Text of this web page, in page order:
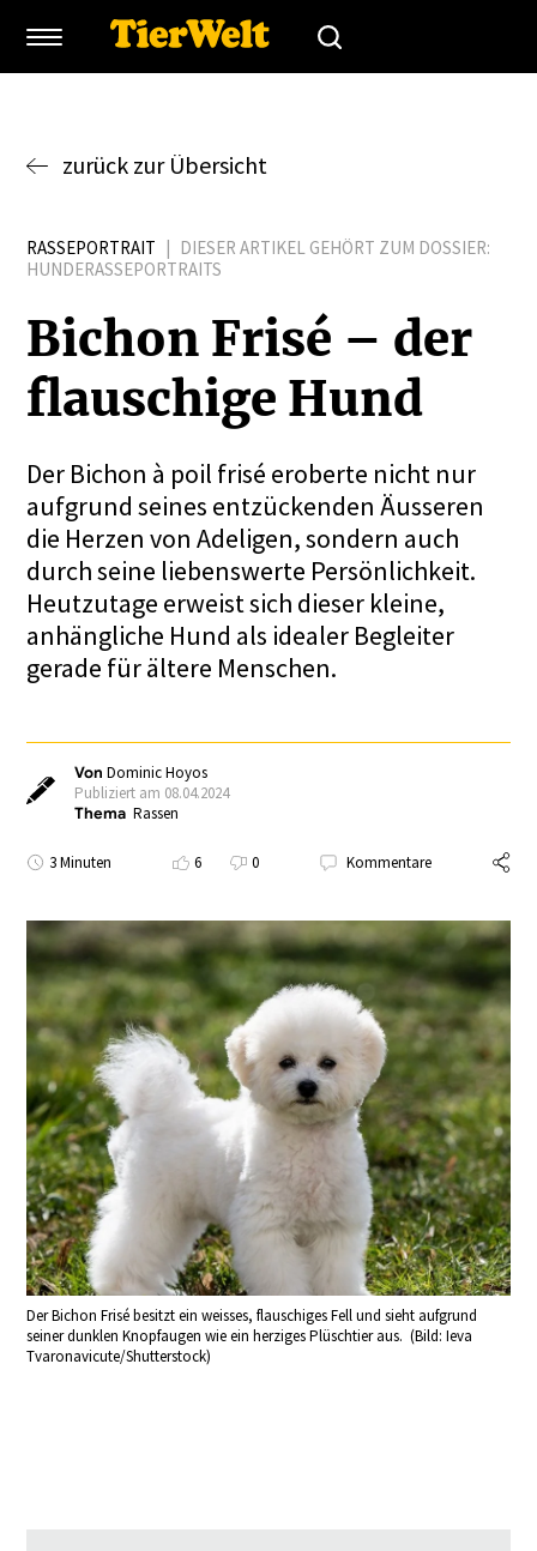
zurück zur Übersicht
RASSEPORTRAIT | DIESER ARTIKEL GEHÖRT ZUM DOSSIER:
HUNDERASSEPORTRAITS
Bichon Frisé – der
flauschige Hund
Der Bichon à poil frisé eroberte nicht nur
aufgrund seines entzückenden Äusseren
die Herzen von Adeligen, sondern auch
durch seine liebenswerte Persönlichkeit.
Heutzutage erweist sich dieser kleine,
anhängliche Hund als idealer Begleiter
gerade für ältere Menschen.
VonDominic Hoyos
Publiziert am 08.04.2024
Thema Rassen
3 Minuten 6 0 Kommentare
Der Bichon Frisé besitzt ein weisses, flauschiges Fell und sieht aufgrund
seiner dunklen Knopfaugen wie ein herziges Plüschtier aus. (Bild: Ieva
Tvaronavicute/Shutterstock)